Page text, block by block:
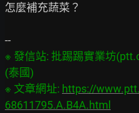
怎麼補充蔬菜？
※ 發信站: 批踢踢實業坊
(泰國)
※ 文章網址: https://
68611795.A.B4A.html